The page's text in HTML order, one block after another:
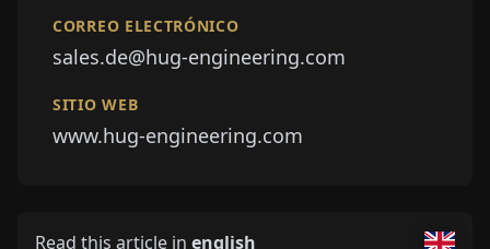
CORREO ELECTRÓNICO
sales.de@hug-engineering.com
SITIO WEB
www.hug-engineering.com
Read this article in english